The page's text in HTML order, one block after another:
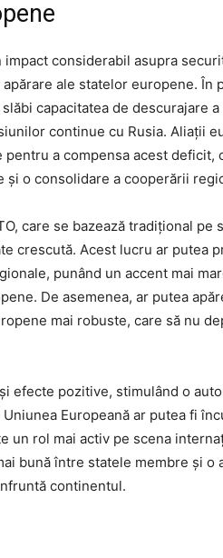
considerabil asupra
ale statelor europene. În
capacitatea de descurajare a
continue cu Rusia. Aliații
a compensa acest deficit,
o consolidare a cooperării
care se bazează tradițional pe
crescută. Acest lucru ar putea
punând un accent mai
De asemenea, ar putea
mai robuste, care să nu
efecte pozitive, stimulând o
Europeană ar putea fi
un rol mai activ pe scena
bună între statele membre și o
continentul.